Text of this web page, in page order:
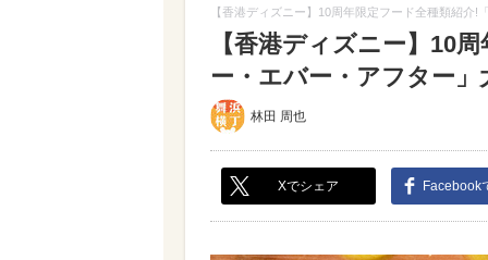
【香港ディズニー】10周年限定フード全種類紹介
【香港ディズニー】10
ー・エバー・アフター」
林田 周也
Xでシェア Facebook